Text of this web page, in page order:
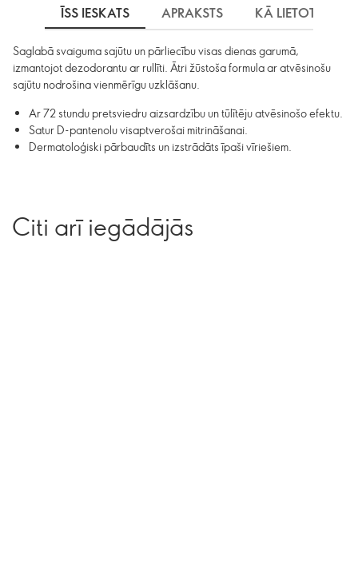
ĪSS IESKATS APRAKSTS KĀ LIETOT
Saglabā svaiguma sajūtu un pārliecību visas dienas garumā,
izmantojot dezodorantu ar rullīti. Ātri žūstoša formula ar atvēsinošu
sajūtu nodrošina vienmērīgu uzklāšanu.
Ar 72 stundu pretsviedru aizsardzību un tūlītēju atvēsinošo efektu.
Satur D-pantenolu visaptverošai mitrināšanai.
Dermatoloģiski pārbaudīts un izstrādāts īpaši vīriešiem.
Citi arī iegādājās